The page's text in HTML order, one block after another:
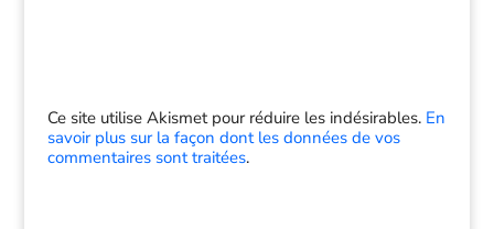
Ce site utilise Akismet pour réduire les indésirables. En
savoir plus sur la façon dont les données de vos
commentaires sont traitées.